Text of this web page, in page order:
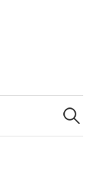
Suchen
nach: